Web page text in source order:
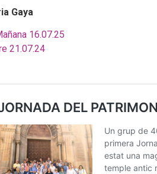
Gaya
16.07.25
21.07.24